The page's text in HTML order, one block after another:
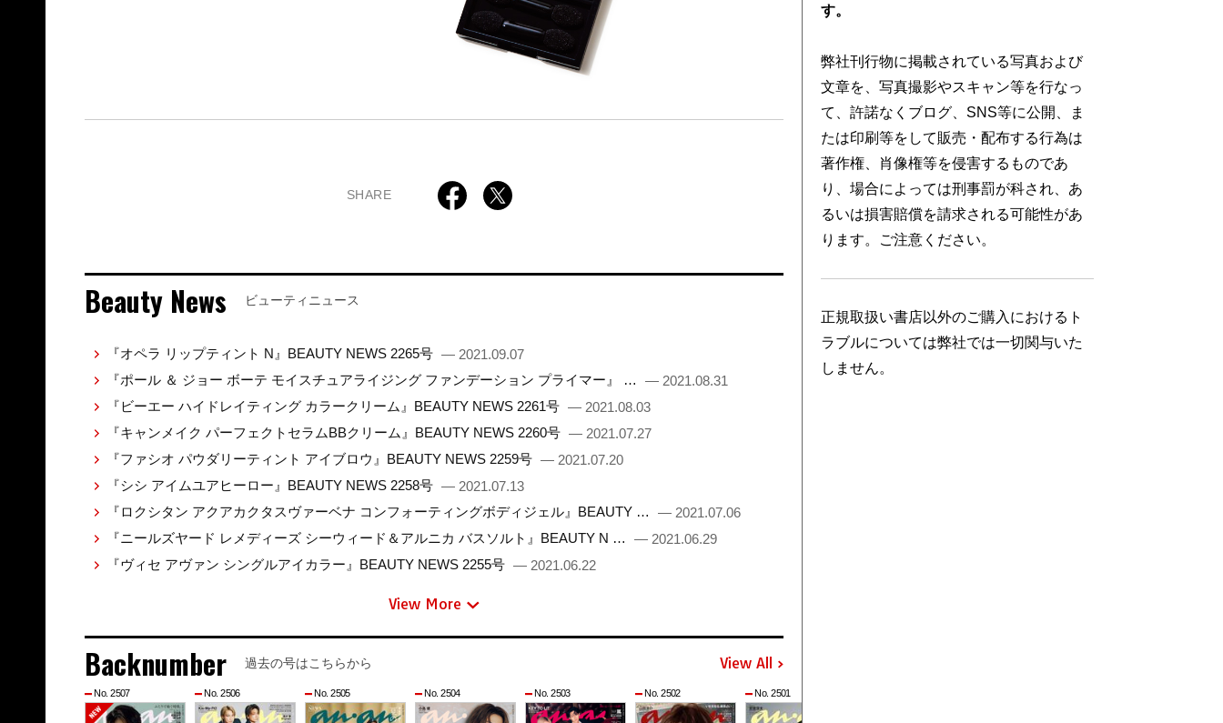
SHARE
Beauty News ビューティニュース
『オペラ リップティント N』BEAUTY NEWS 2265号 — 2021.09.07
『ポール ＆ ジョー ボーテ モイスチュアライジング ファンデーション プライマー』 …
— 2021.08.31
『ビーエー ハイドレイティング カラークリーム』BEAUTY NEWS 2261号 — 2021.08.03
『キャンメイク パーフェクトセラムBBクリーム』BEAUTY NEWS 2260号 — 2021.07.27
『ファシオ パウダリーティント アイブロウ』BEAUTY NEWS 2259号 — 2021.07.20
『シシ アイムユアヒーロー』BEAUTY NEWS 2258号 — 2021.07.13
『ロクシタン アクアカクタスヴァーベナ コンフォーティングボディジェル』BEAUTY …
— 2021.07.06
『ニールズヤード レメディーズ シーウィード＆アルニカ バスソルト』BEAUTY N …
— 2021.06.29
『ヴィセ アヴァン シングルアイカラー』BEAUTY NEWS 2255号 — 2021.06.22
View More
Backnumber 過去の号はこちらから View All
No. 2507 No. 2506 No. 2505 No. 2504 No. 2503 No. 2502 No. 2501
す。
弊社刊行物に掲載されている写真および
文章を、写真撮影やスキャン等を行なっ
て、許諾なくブログ、SNS等に公開、ま
たは印刷等をして販売・配布する行為は
著作権、肖像権等を侵害するものであ
り、場合によっては刑事罰が科され、あ
るいは損害賠償を請求される可能性があ
ります。ご注意ください。
正規取扱い書店以外のご購入におけるト
ラブルについては弊社では一切関与いた
しません。